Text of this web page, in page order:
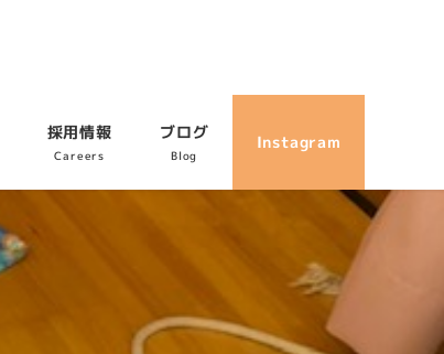
採用情報
Careers
ブログ
Blog
Instagram